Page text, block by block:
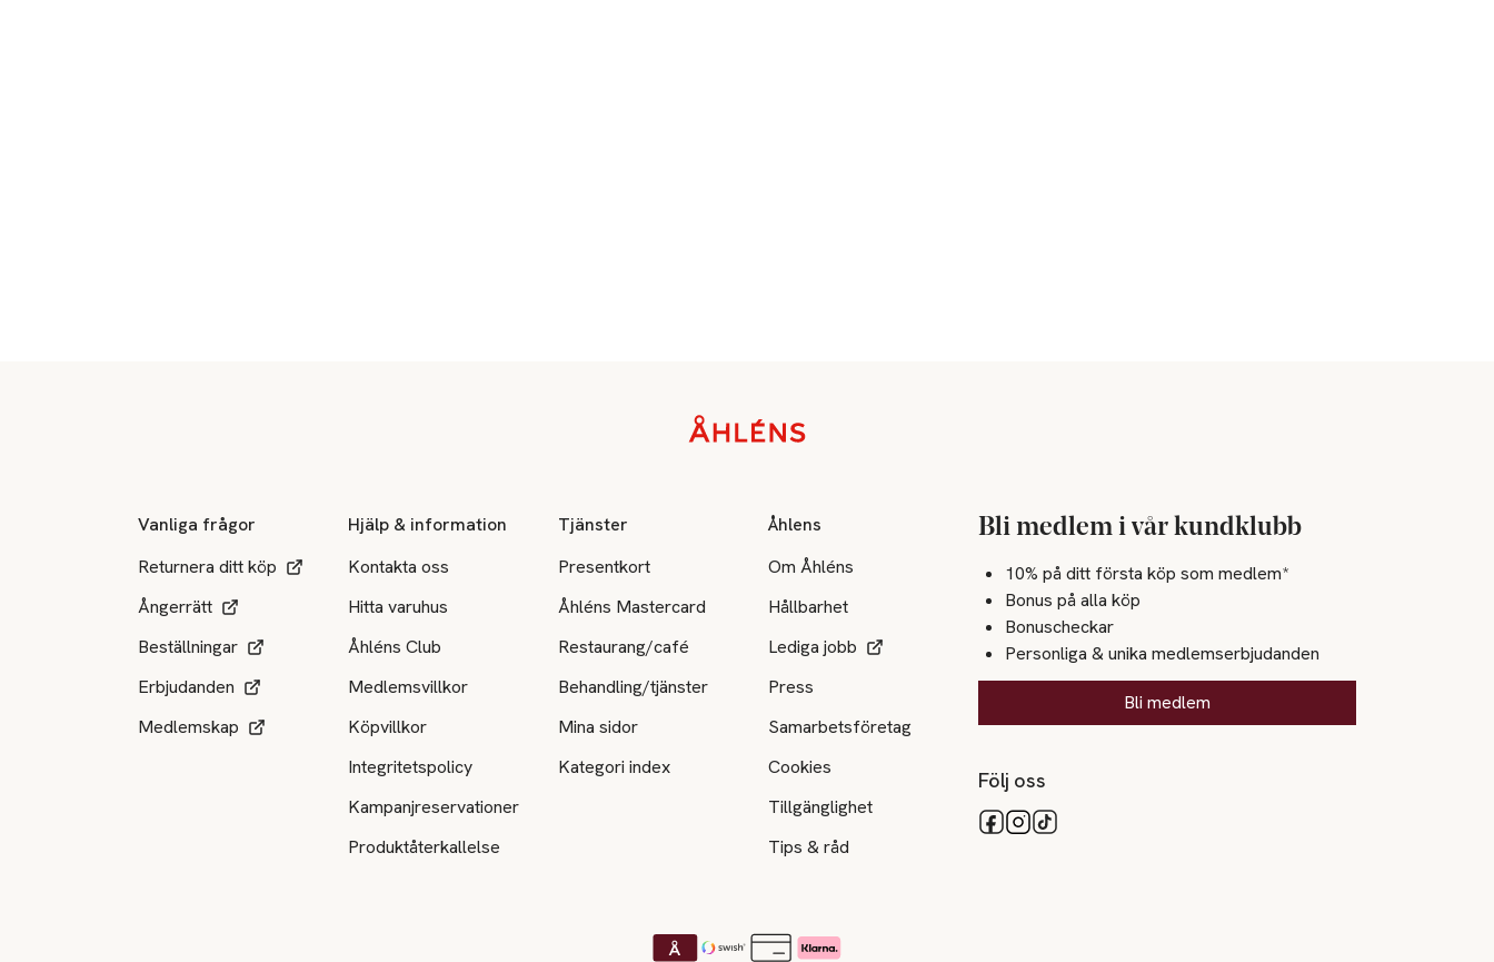
Vanliga frågor
Returnera ditt köp
Ångerrätt
Beställningar
Erbjudanden
Medlemskap
Hjälp & information
Kontakta oss
Hitta varuhus
Åhléns Club
Medlemsvillkor
Köpvillkor
Integritetspolicy
Kampanjreservationer
Produktåterkallelse
Tjänster
Presentkort
Åhléns Mastercard
Restaurang/café
Behandling/tjänster
Mina sidor
Kategori index
Åhlens
Om Åhléns
Hållbarhet
Lediga jobb
Press
Samarbetsföretag
Cookies
Tillgänglighet
Tips & råd
Bli medlem i vår kundklubb
10% på ditt första köp som medlem*
Bonus på alla köp
Bonuscheckar
Personliga & unika medlemserbjudanden
Bli medlem
Följ oss